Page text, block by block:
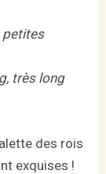
petites
très long
des rois
exquises !